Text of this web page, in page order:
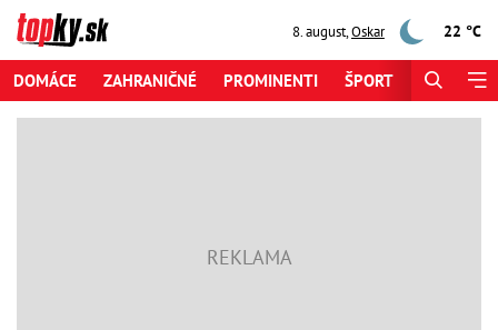
8. august,Oskar 22 °C
DOMÁCE ZAHRANIČNÉ PROMINENTI ŠPORT